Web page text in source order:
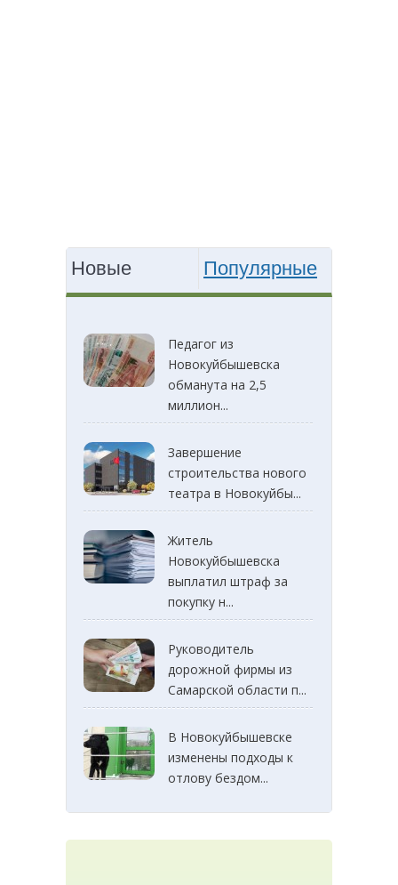
Новые Популярные
Педагог из
Новокуйбышевска
обманута на 2,5
миллион...
Завершение
строительства нового
театра в Новокуйбы...
Житель
Новокуйбышевска
выплатил штраф за
покупку н...
Руководитель
дорожной фирмы из
Самарской области п...
В Новокуйбышевске
изменены подходы к
отлову бездом...